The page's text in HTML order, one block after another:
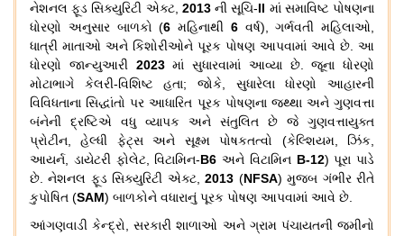
નેશનલ ફૂડ સિક્યુરિટી એક્ટ, 2013 ની સૂચિ-II માં સમાવિષ્ટ પોષણના
ધોરણો અનુસાર બાળકો (6 મહિનાથી 6 વર્ષ),ગર્ભવતી મહિલાઓ,
ધાત્રી માતાઓ અને કિશોરીઓને પૂરક પોષણ આપવામાં આવે છે. આ
ધોરણો
જાન્યુઆરી 2023 માં સુધારવામાં આવ્યા છે.જૂના ધોરણો
મોટાભાગે
કેલરી-વિશિષ્ટ હતા;જોકે, સુધારેલા ધોરણો
આહારની
વિવિધતાના સિદ્ધાંતો પર આધારિત પૂરક પોષણના જથ્થા અને ગુણવત્તા
બંનેની
દ્રષ્ટિએ વધુ વ્યાપક અને સંતુલિત છે જે
ગુણવત્તાયુક્ત
પ્રોટીન,હેલ્ધી ફેટ્સ અને સૂક્ષ્મ પોષકતત્વો (કેલ્શિયમ, ઝિંક,
આયર્ન, ડાયેટરી ફોલેટ, વિટામિન-B6 અને વિટામિન B-12)પૂરા પાડે
છે.નેશનલ ફૂડ સિક્યુરિટી એક્ટ,2013 (NFSA)મુજબ ગંભીર રીતે
કુપોષિત (SAM) બાળકોને વધારાનું પૂરક પોષણ આપવામાં આવે છે.
આંગણવાડી કેન્દ્રો,સરકારી શાળાઓ અને ગ્રામ પંચાયતની જમીનો